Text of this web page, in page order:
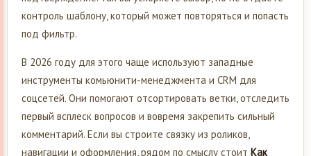
контроль шаблону, который может повторяться и попасть
под фильтр.
В 2026 году для этого чаще используют западные
инструменты комьюнити-менеджмента и CRM для
соцсетей. Они помогают отсортировать ветки, отследить
первый всплеск вопросов и вовремя закрепить сильный
комментарий. Если вы строите связку из роликов,
навигации и оформления, рядом по смыслу стоит Как